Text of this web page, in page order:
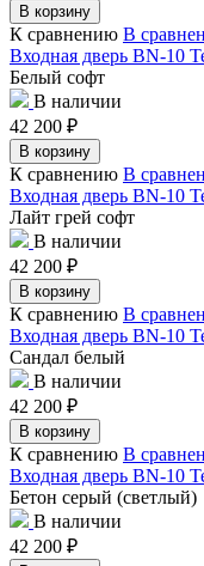
В корзину
К сравнению В
Входная дверь BN-10
Белый софт
В наличии
42 200 ₽
В корзину
К сравнению В
Входная дверь BN-10
Лайт грей софт
В наличии
42 200 ₽
В корзину
К сравнению В
Входная дверь BN-10
Сандал белый
В наличии
42 200 ₽
В корзину
К сравнению В
Входная дверь BN-10
Бетон серый (светлый)
В наличии
42 200 ₽